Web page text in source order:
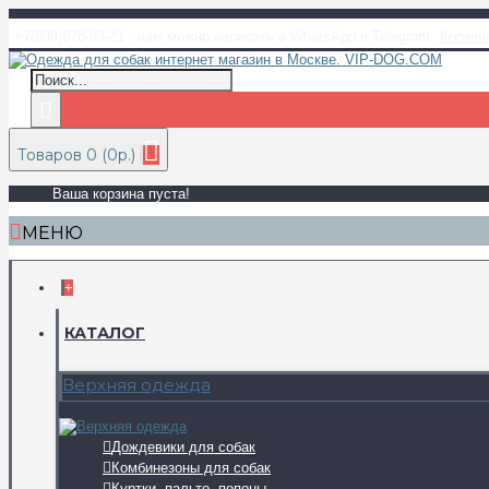
Товаров 0 (0р.)
Ваша корзина пуста!
МЕНЮ
+
КАТАЛОГ
Верхняя одежда
Дождевики для собак
Комбинезоны для собак